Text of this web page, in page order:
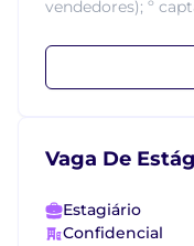
vendedores); º
Vaga De
Estagiário
Confidencial